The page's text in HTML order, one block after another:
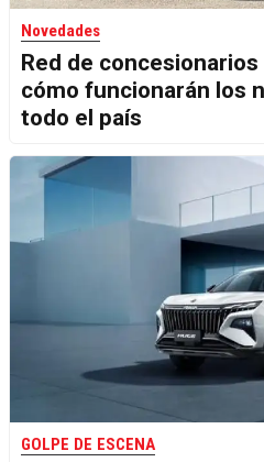
Novedades
Red de
cómo funcionarán los
todo el país
GOLPE DE ESCENA